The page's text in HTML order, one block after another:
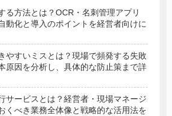
る方法とは？OCR・名刺管理アプリ
動化と導入のポイントを経営者向けに
やすいミスとは？現場で頻発する失敗
原因を分析し、具体的な防止策まで詳
サービスとは？経営者・現場マネージ
くべき業務全体像と戦略的な活用法を